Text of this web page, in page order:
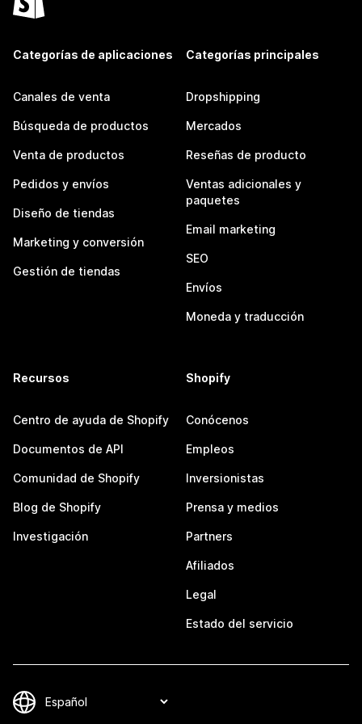
Categorías de aplicaciones
Canales de venta
Búsqueda de productos
Venta de productos
Pedidos y envíos
Diseño de tiendas
Marketing y conversión
Gestión de tiendas
Categorías principales
Dropshipping
Mercados
Reseñas de producto
Ventas adicionales y
paquetes
Email marketing
SEO
Envíos
Moneda y traducción
Recursos
Centro de ayuda de Shopify
Documentos de API
Comunidad de Shopify
Blog de Shopify
Investigación
Shopify
Conócenos
Empleos
Inversionistas
Prensa y medios
Partners
Afiliados
Legal
Estado del servicio